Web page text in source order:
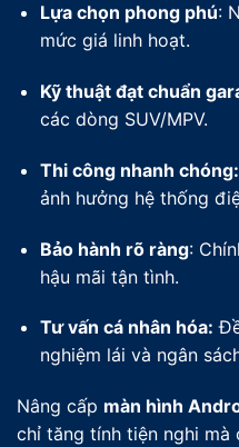
Lựa chọn phong phú:
mức giá linh hoạt.
Kỹ thuật đạt chuẩn
các dòng SUV/MPV.
Thi công nhanh chóng:
ảnh hưởng hệ thống
Bảo hành rõ ràng:
hậu mãi tận tình.
Tư vấn cá nhân hóa:
nghiệm lái và ngân
Nâng cấp màn hình
chỉ tăng tính tiện nghi mà